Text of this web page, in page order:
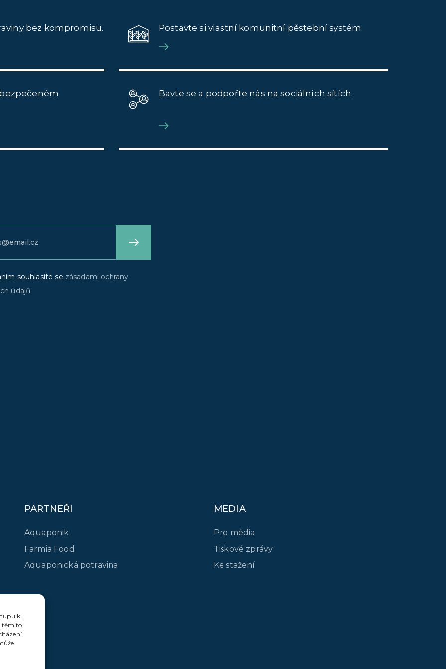
k
těmito
bez kompromisu. Postavte si vlastní komunitní pěstební systém.
Bavte se a podpořte nás na sociálních sítích.
souhlasíte se zásadami ochrany
údajů.
PARTNEŘI
Aquaponik
Farmia Food
Aquaponická potravina
MEDIA
Pro média
Tiskové zprávy
Ke stažení